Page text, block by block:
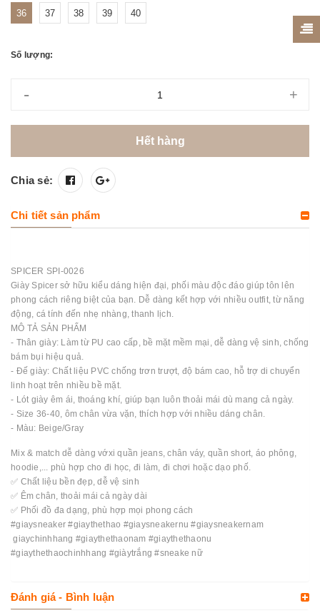
36 37 38 39 40
Số lượng:
- +
Hết hàng
Chia sẻ:
Chi tiết sản phẩm
SPICER SPI-0026
Giày Spicer sở hữu kiểu dáng hiện đại, phối màu độc đáo giúp tôn lên
phong cách riêng biệt của bạn. Dễ dàng kết hợp với nhiều outfit, từ năng
động, cá tính đến nhẹ nhàng, thanh lịch.
MÔ TẢ SẢN PHẨM
- Thân giày: Làm từ PU cao cấp, bề mặt mềm mại, dễ dàng vệ sinh, chống
bám bụi hiệu quả.
- Đế giày: Chất liệu PVC chống trơn trượt, độ bám cao, hỗ trợ di chuyển
linh hoạt trên nhiều bề mặt.
- Lót giày êm ái, thoáng khí, giúp bạn luôn thoải mái dù mang cả ngày.
- Size 36-40, ôm chân vừa vặn, thích hợp với nhiều dáng chân.
- Màu: Beige/Gray
Mix & match dễ dàng vớxi quần jeans, chân váy, quần short, áo phông,
hoodie,... phù hợp cho đi học, đi làm, đi chơi hoặc dạo phố.
✅ Chất liệu bền đẹp, dễ vệ sinh
✅ Êm chân, thoải mái cả ngày dài
✅ Phối đồ đa dạng, phù hợp mọi phong cách
#giaysneaker #giaythethao #giaysneakernu #giaysneakernam
giaychinhhang #giaythethaonam #giaythethaonu
#giaythethaochinhhang #giàytrắng #sneake nữ
Đánh giá - Bình luận